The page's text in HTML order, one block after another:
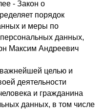
- Закон о
порядок
и меры по
данных,
Максим Андреевич
целью и
деятельности
и гражданина
данных, в том числе